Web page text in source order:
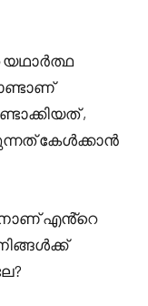
,
കേൾക്കാൻ
എൻ്റെ